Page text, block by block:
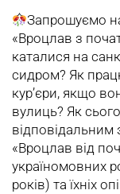
Запрошуємо
«Вроцлав з
каталися на
сидром? Як
кур’єри, якщо
вулиць? Як
відповідальним
«Вроцлав від
україномовних
років) та їхніх